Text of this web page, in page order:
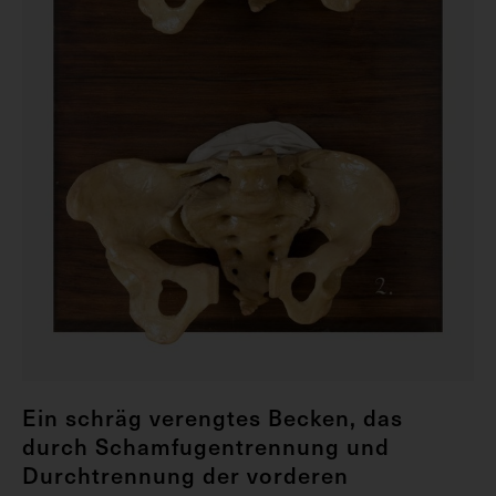
Ein schräg verengtes Becken, das
durch Schamfugentrennung und
Durchtrennung der vorderen